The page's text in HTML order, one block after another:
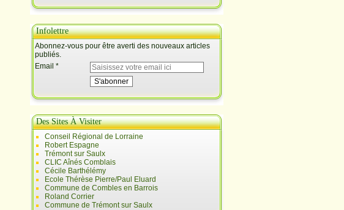
Infolettre
Abonnez-vous pour être averti des nouveaux articles
publiés.
Email
Des Sites À Visiter
Conseil Régional de Lorraine
Robert Espagne
Trémont sur Saulx
CLIC Aînés Comblais
Cécile Barthélémy
Ecole Thérèse Pierre/Paul Eluard
Commune de Combles en Barrois
Roland Corrier
Commune de Trémont sur Saulx